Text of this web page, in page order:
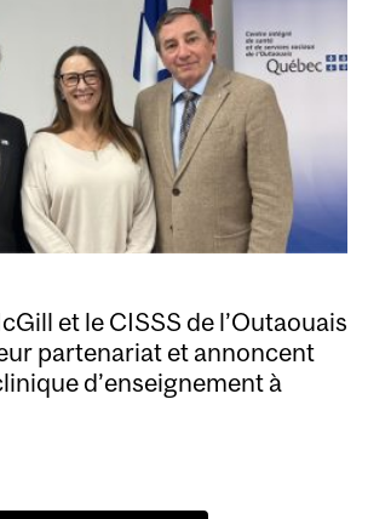
et le CISSS de l’Outaouais
partenariat et annoncent
d’enseignement à